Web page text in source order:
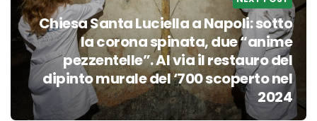
Chiesa Santa Luciella a Napoli: sotto
la corona spinata, due “anime
pezzentelle”. Al via il restauro del
dipinto murale del ‘700 scoperto nel
2024